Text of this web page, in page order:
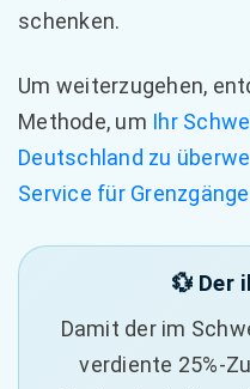
schenken.
Um weiterzugehen,
Methode, um Ihr
Deutschland zu
Service für
💱 Der
Damit der im
verdiente 25%-